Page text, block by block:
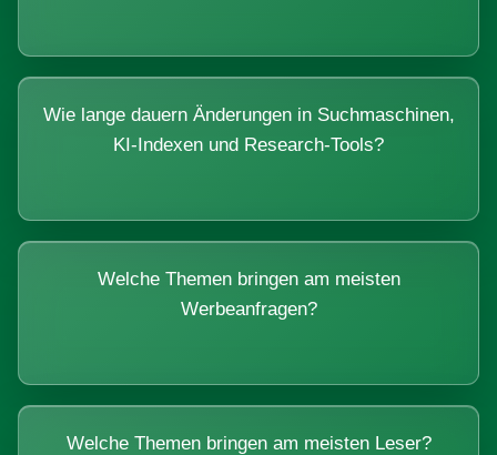
Wie lange dauern Änderungen in Suchmaschinen,
KI-Indexen und Research-Tools?
Welche Themen bringen am meisten
Werbeanfragen?
Welche Themen bringen am meisten Leser?